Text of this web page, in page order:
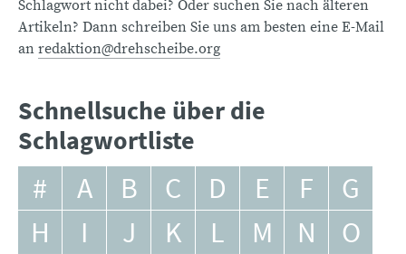
Schlagwort nicht dabei? Oder suchen Sie nach älteren
Artikeln? Dann schreiben Sie uns am besten eine E-Mail
an redaktion@drehscheibe.org
Schnellsuche über die
Schlagwortliste
# A B C D E F
G
H
I J K L M N
O